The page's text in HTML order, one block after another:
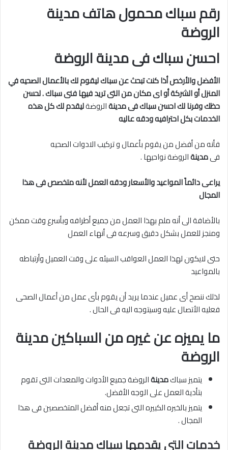
رقم سباك محمول هاتف مدينة
الروضة
احسن سباك فى مدينة الروضة
الأفضل والأرخص أذا كنت تبحث عن سباك ليقوم لك بالأعمال الصحيه في
المنزل أو الشركة أو اى مكان من التى تريد فيها فنى سباك . لحسن
حظك وفرنا لك احسن سباك فى مدينةالروضةليقدم لك كل هذه
الخدمات بكل احترافيه ودقه عاليه
فأنه من أفضل من يقوم بأعمال و تركيب الادوات الصحيه
فىمدينةالروضة نواحيها .
يراعى دائماً المواعيد والأسعار ودقه العمل لأنه متخصص فى هذا
المجال
بالأضافة الى أنه ملم بهذا العمل من جميع أطرافه وبأسرع وقت ممكن
ومنجز للعمل بشكل دقيق وسرعه فى أنهاء العمل
حتى لايكون لهذا العمل العواقب السيئه على وقت العميل وأرتباطه
بالمواعيد
لذلك ننصح أى عميل عندما يريد أن يقوم بأى عمل من أعمال الصحى
فعليه الأتصال عليه وسيتوجه اليه فى الحال .
ما يميزه عن غيره من السباكين مدينة
الروضة
يتميز سباكمدينةالروضة جميع الأدوات والمعدات التى تقوم
بتأدية العمل على الوجه الأفضل.
يتميز بالخبره الكبيره التى تجعل منه أفضل المتخصصين فى هذا
المجال .
خدمات التى يقدمها سباك مدينة الروضة